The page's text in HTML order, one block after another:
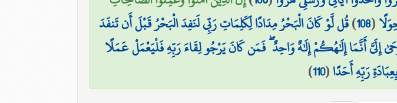
(
108
)قُل لَّوْ كَانَ الْبَحْرُ مِدَادًا لِّكَلِمَاتِ رَبِّي لَنَفِدَ الْبَحْرُ قَبْلَ أَن تَنفَدَ
إِلَيَّ أَنَّمَا إِلَٰهُكُمْ إِلَٰهٌ وَاحِدٌ ۖ فَمَن كَانَ يَرْجُو لِقَاءَ رَبِّهِ فَلْيَعْمَلْ عَمَلًا
رَبِّهِ أَحَدًا(
110
)